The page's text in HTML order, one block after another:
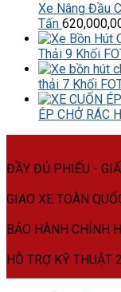
Xe Nâng Đầu
Tấn
Thải 9 Khối
thải 7 Khối
ÉP CHỞ RÁC
ĐẦY ĐỦ PHIẾU -
GIAO XE TOÀN
BẢO HÀNH CHÍNH
HỖ TRỢ KỸ THUẬT